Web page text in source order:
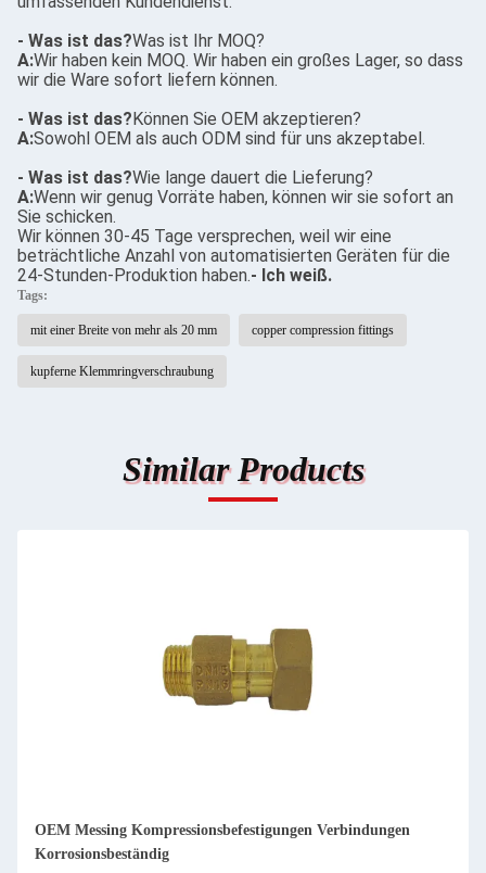
- Was ist das?Was ist Ihr MOQ?
A:Wir haben kein MOQ. Wir haben ein großes Lager, so dass
wir die Ware sofort liefern können.
- Was ist das?Können Sie OEM akzeptieren?
A:Sowohl OEM als auch ODM sind für uns akzeptabel.
- Was ist das?Wie lange dauert die Lieferung?
A:Wenn wir genug Vorräte haben, können wir sie sofort an
Sie schicken.
Wir können 30-45 Tage versprechen, weil wir eine
beträchtliche Anzahl von automatisierten Geräten für die
24-Stunden-Produktion haben.- Ich weiß.
Tags:
mit einer Breite von mehr als 20 mm copper compression fittings
kupferne Klemmringverschraubung
Similar Products
OEM Messing Kompressionsbefestigungen Verbindungen
Korrosionsbeständig